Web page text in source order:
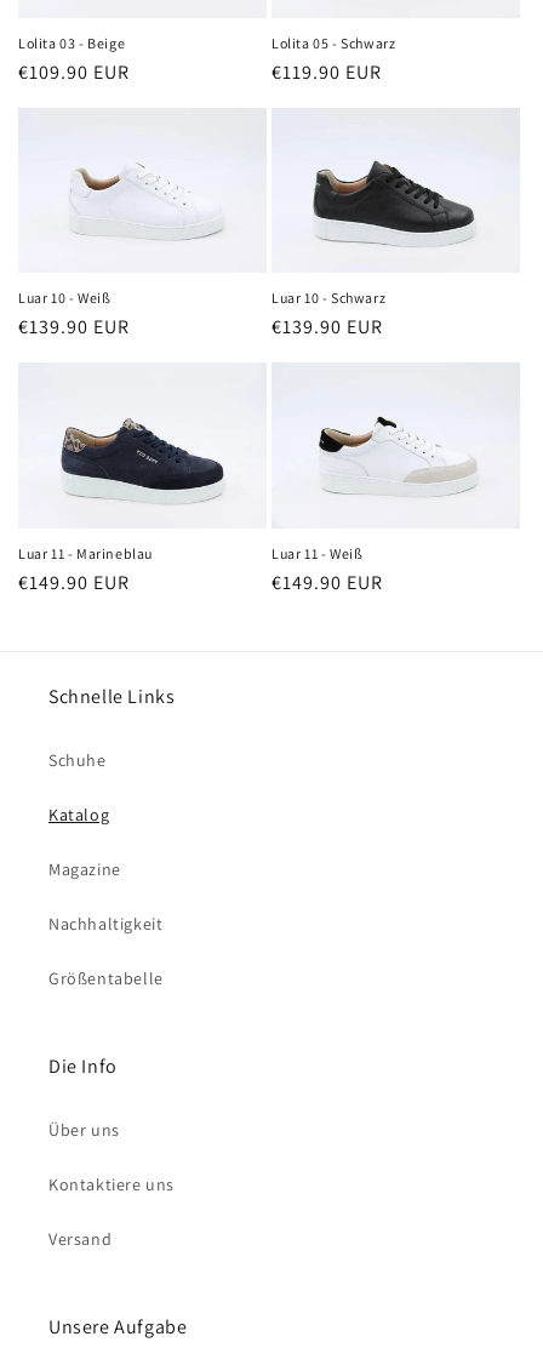
Lolita 03 - Beige
Normaler
€109.90 EUR
Lolita 05 - Schwarz
Normaler
€119.90 EUR
Luar 10 - Weiß
Normaler
€139.90 EUR
Luar 10 - Schwarz
Normaler
Preis
€139.90 EUR
Luar 11 - Marineblau
Normaler
€149.90 EUR
Luar 11 - Weiß
Normaler
€149.90 EUR
Schnelle Links
Schuhe
Katalog
Magazine
Nachhaltigkeit
Größentabelle
Die Info
Über uns
Kontaktiere uns
Versand
Unsere Aufgabe